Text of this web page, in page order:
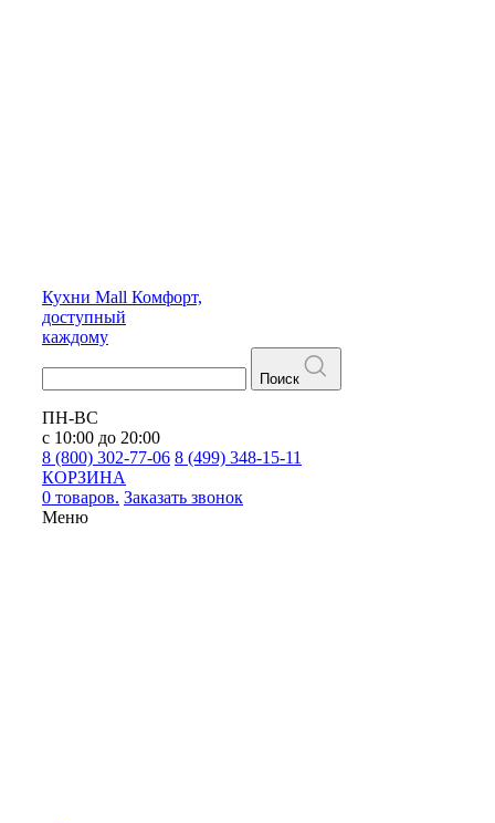
Кухни Mall Комфорт,
доступный
каждому
Поиск
ПН-ВС
с 10:00 до 20:00
8 (800) 302-77-06 8 (499) 348-15-11
КОРЗИНА
0 товаров. Заказать звонок
Меню